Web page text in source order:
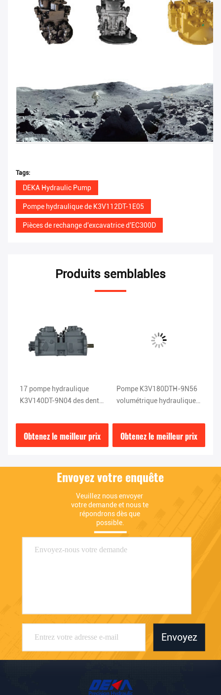
Tags:
DEKA Hydraulic Pump
Pompe hydraulique de K3V112DT-1E05
Pièces de rechange d'excavatrice d'EC300D
Produits semblables
17 pompe hydraulique
K3V140DT-9N04 des dents
Obtenez le meilleur prix
Pompe K3V180DTH-9N56
volumétrique hydraulique
Obtenez le meilleur prix
Envoyez votre enquête
Veuillez nous envoyer
votre demande et nous te
répondrons dès que
possible.
Envoyez